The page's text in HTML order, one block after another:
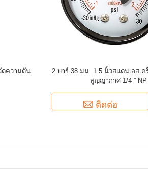
ดความดัน
2 บาร์ 38 มม. 1.5 นิ้วสแตนเลสเ
สูญญากาศ 1/4 ''
ติดต่อ